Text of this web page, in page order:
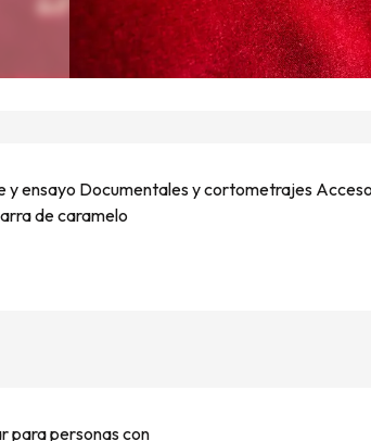
y ensayo Documentales y cortometrajes
de caramelo
para personas con